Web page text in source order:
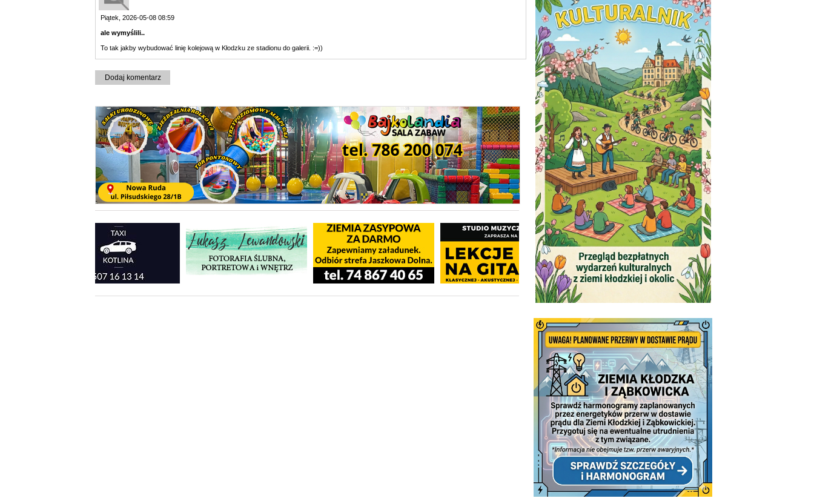
Piątek, 2026-05-08 08:59
ale wymyślili..
To tak jakby wybudować linię kolejową w Kłodzku ze stadionu do galerii. :=))
Dodaj komentarz